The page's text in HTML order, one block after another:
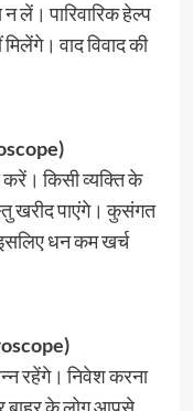
लें। पारिवारिक हेल्प
वाद विवाद की
करें। किसी व्यक्ति के
खरीद पाएंगे। कुसंगत
धन कम खर्च
रहेंगे। निवेश करना